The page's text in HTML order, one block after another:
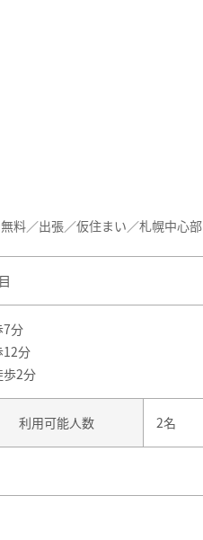
料／出張／仮住まい／札幌中心部
7分
12分
歩2分
利用可能人数 2名